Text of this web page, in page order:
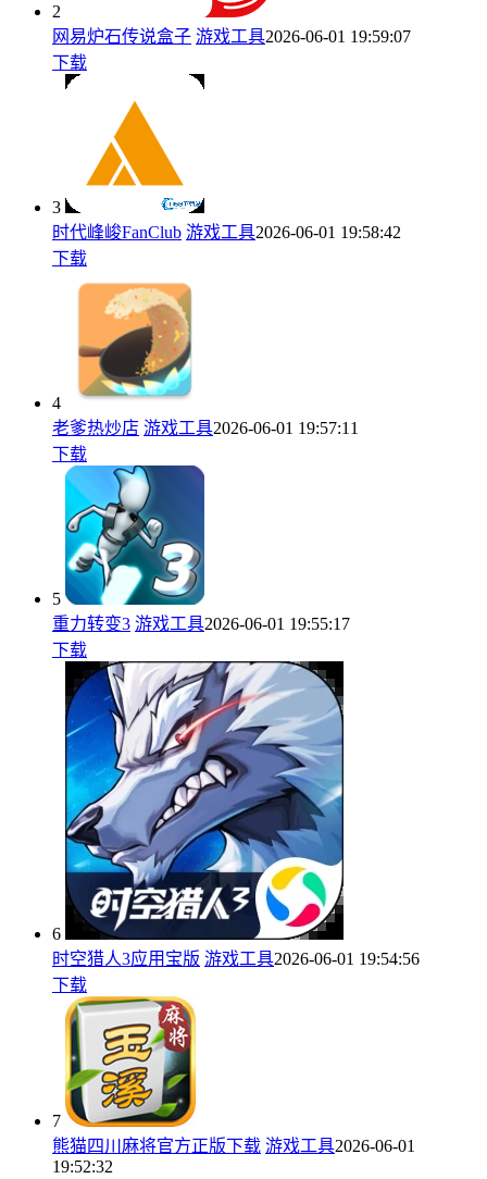
2
网易炉石传说盒子 游戏工具2026-06-01 19:59:07
下载
3
时代峰峻FanClub 游戏工具2026-06-01 19:58:42
下载
4
老爹热炒店 游戏工具2026-06-01 19:57:11
下载
5
重力转变3 游戏工具2026-06-01 19:55:17
下载
6
时空猎人3应用宝版 游戏工具2026-06-01 19:54:56
下载
7
熊猫四川麻将官方正版下载 游戏工具2026-06-01
19:52:32